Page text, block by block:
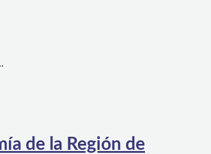
de la Región de